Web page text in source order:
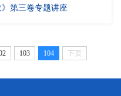
》第三卷专题讲座
103 104 下页